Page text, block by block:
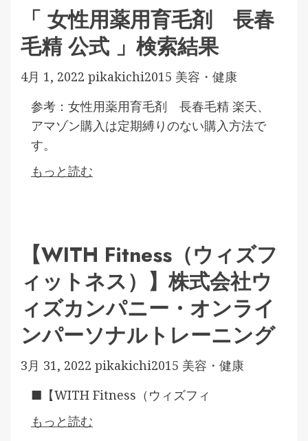
「 女性用薬用育毛剤 長春
毛精 公式 」検索結果
4月 1, 2022 pikakichi2015 美容・健康
参考：女性用薬用育毛剤 長春毛精 楽天、
アマゾン購入は定期縛りのない購入方法で
す。
もっと読む
【WITH Fitness（ウィズフ
ィットネス）】株式会社ウ
ィズカンパニー・オンライ
ンパーソナルトレーニング
3月 31, 2022 pikakichi2015 美容・健康
■【WITH Fitness（ウィズフィ
もっと読む